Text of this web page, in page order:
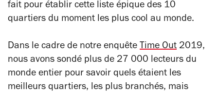
fait pour établir cette liste épique des 10
quartiers du moment les plus cool au monde.
Dans le cadre de notre enquête Time Out 2019,
nous avons sondé plus de 27 000 lecteurs du
monde entier pour savoir quels étaient les
meilleurs quartiers, les plus branchés, mais